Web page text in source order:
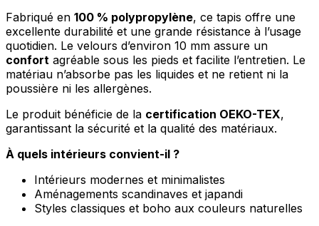
Fabriqué en 100 % polypropylène, ce tapis offre une
excellente durabilité et une grande résistance à l’usage
quotidien. Le velours d’environ 10 mm assure un
confort agréable sous les pieds et facilite l’entretien. Le
matériau n’absorbe pas les liquides et ne retient ni la
poussière ni les allergènes.
Le produit bénéficie de la certification OEKO-TEX,
garantissant la sécurité et la qualité des matériaux.
À quels intérieurs convient-il ?
Intérieurs modernes et minimalistes
Aménagements scandinaves et japandi
Styles classiques et boho aux couleurs naturelles